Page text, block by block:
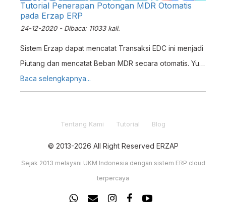
Tutorial Penerapan Potongan MDR Otomatis
pada Erzap ERP
24-12-2020 - Dibaca: 11033 kali.
Sistem Erzap dapat mencatat Transaksi EDC ini menjadi
Piutang dan mencatat Beban MDR secara otomatis. Yup!
Otomatis! Bagaimana penerapaan Penjualan dengan
Potongan MDR di Erzap? Simak metode nya pada
Baca selengkapnya...
Tentang Kami Tutorial Blog
© 2013-2026 All Right Reserved ERZAP
Sejak 2013 melayani UKM Indonesia dengan sistem ERP cloud
terpercaya